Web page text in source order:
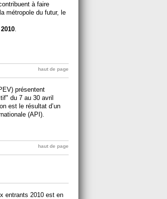
à faire
métropole du futur, le
.
haut de page
présentent
du 7 au 30 avril
est le résultat d’un
(API).
haut de page
entrants 2010 est en